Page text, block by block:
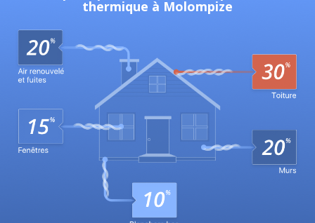
thermique à Molompize